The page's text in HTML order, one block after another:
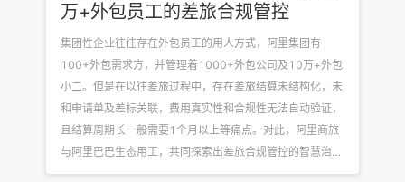
万+外包员工的差旅合规管控
集团性企业往往存在外包员工的用人方式，阿里集团有
100+外包需求方，并管理着1000+外包公司及10万+外包
小二。但是在以往差旅过程中，存在差旅结算未结构化，未
和申请单及差标关联，费用真实性和合规性无法自动验证，
且结算周期长一般需要1个月以上等痛点。对此，阿里商旅
与阿里巴巴生态用工，共同探索出差旅合规管控的智慧治理
方式。